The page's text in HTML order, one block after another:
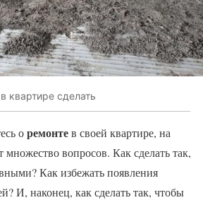
квартире сделать
оремонтев своей квартире, на
вопросов. Как сделать так,
Как избежать появления
И, наконец, как сделать так, чтобы